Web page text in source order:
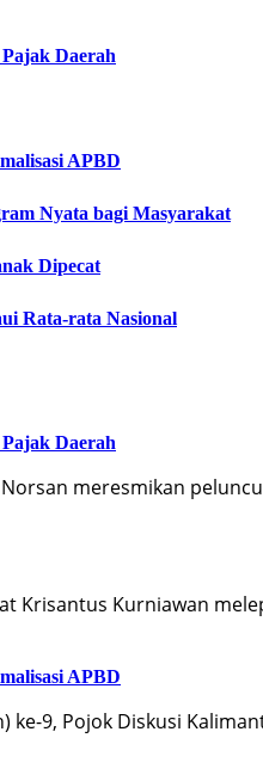
Daerah
APBD
Nyata bagi Masyarakat
Dipecat
Rata-rata Nasional
Daerah
Norsan meresmikan
Krisantus Kurniawan
APBD
ke-9, Pojok Diskusi